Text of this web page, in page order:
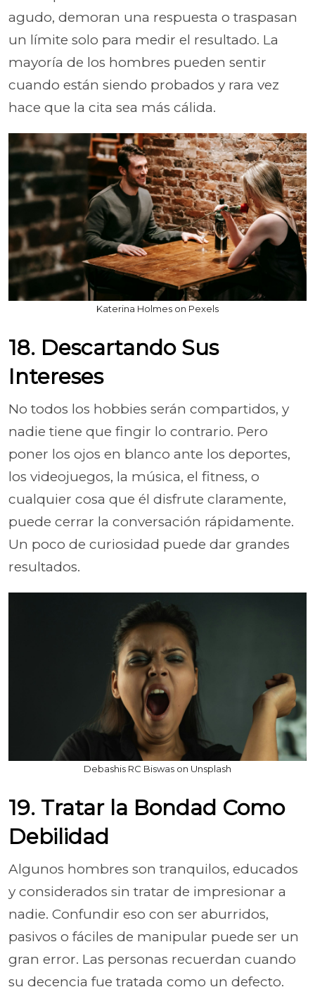
agudo, demoran una respuesta o traspasan
un límite solo para medir el resultado. La
mayoría de los hombres pueden sentir
cuando están siendo probados y rara vez
hace que la cita sea más cálida.
Katerina Holmes on Pexels
18. Descartando Sus
Intereses
No todos los hobbies serán compartidos, y
nadie tiene que fingir lo contrario. Pero
poner los ojos en blanco ante los deportes,
los videojuegos, la música, el fitness, o
cualquier cosa que él disfrute claramente,
puede cerrar la conversación rápidamente.
Un poco de curiosidad puede dar grandes
resultados.
Debashis RC Biswas on Unsplash
19. Tratar la Bondad Como
Debilidad
Algunos hombres son tranquilos, educados
y considerados sin tratar de impresionar a
nadie. Confundir eso con ser aburridos,
pasivos o fáciles de manipular puede ser un
gran error. Las personas recuerdan cuando
su decencia fue tratada como un defecto.